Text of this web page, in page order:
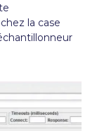
la case